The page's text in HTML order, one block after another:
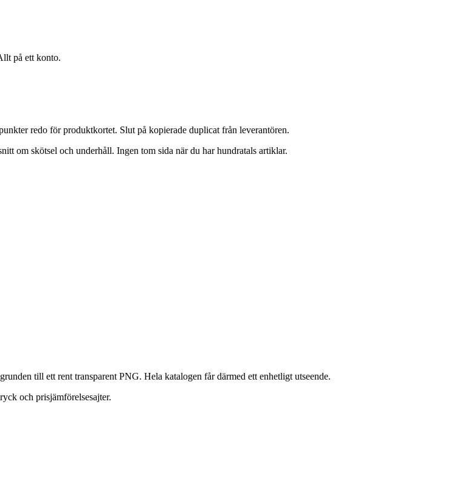
på ett konto.
redo för produktkortet. Slut på kopierade duplicat från leverantören.
om skötsel och underhåll. Ingen tom sida när du har hundratals artiklar.
till ett rent transparent PNG. Hela katalogen får därmed ett enhetligt utseende.
och prisjämförelsesajter.